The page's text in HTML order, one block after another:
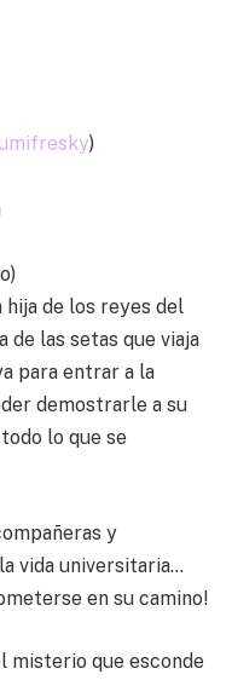
)
hija de los reyes del
de las setas que viaja
para entrar a la
demostrarle a su
lo que se
y
vida universitaria…
en su camino!
misterio que esconde